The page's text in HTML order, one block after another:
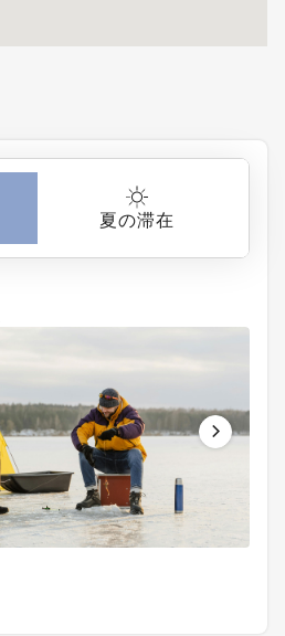
夏の滞在